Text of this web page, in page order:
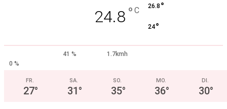
24.8 ° C 26.8 °
24°
41 %
1.7kmh
0 %
FR.
27°
SA.
31°
SO.
35°
MO.
36°
DI.
30°